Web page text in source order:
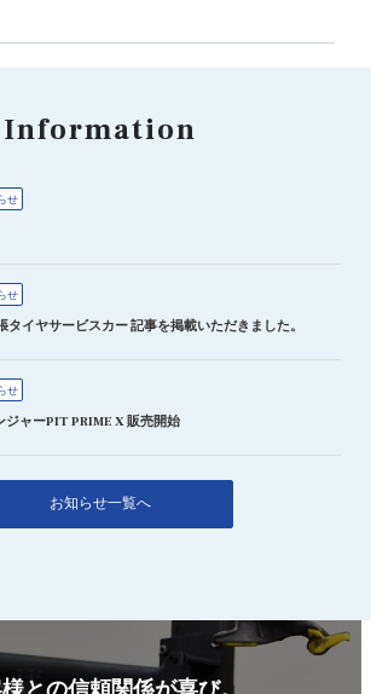
Information
せ
せ
タイヤサービスカー 記事を掲載いただきました。
せ
ジャーPIT PRIME X 販売開始
お知らせ一覧へ